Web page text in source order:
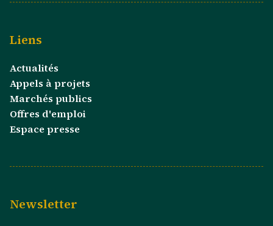
Liens
Actualités
Appels à projets
Marchés publics
Offres d'emploi
Espace presse
Newsletter